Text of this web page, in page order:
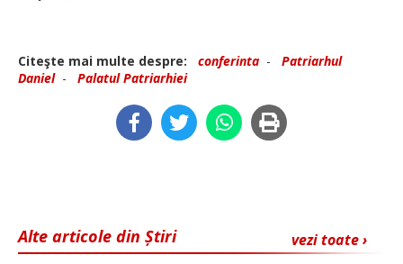
Citeşte mai multe despre: conferinta - Patriarhul
Daniel- Palatul Patriarhiei
vezi toate ›
Alte articole din Știri